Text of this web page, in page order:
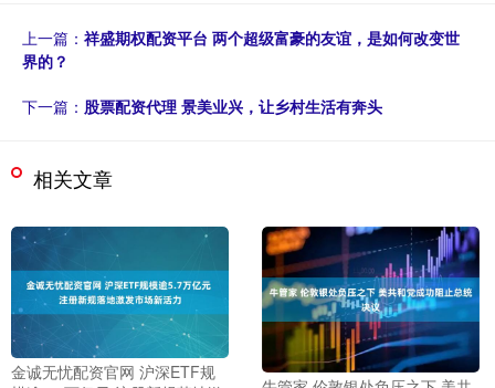
上一篇： 祥盛期权配资平台 两个超级富豪的友谊，是如何改变世
界的？
下一篇： 股票配资代理 景美业兴，让乡村生活有奔头
相关文章
金诚无忧配资官网 沪深ETF规